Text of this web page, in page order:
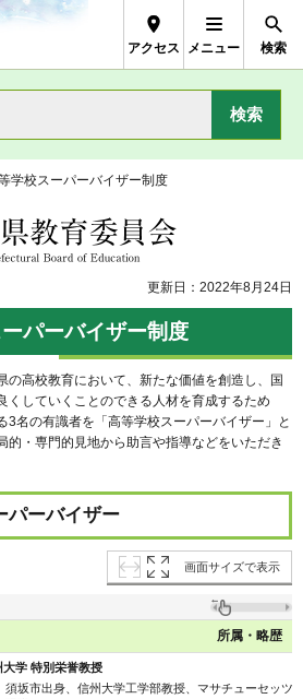
Prefecture
アクセス メニュー 検索
学校スーパーバイザー制度
委員会
更新日：2022年8月24日
パーバイザー制度
の高校教育において、新たな価値を創造し、国
くしていくことのできる人材を育成するため
3名の有識者を「高等学校スーパーバイザー」と
的・専門的見地から助言や指導などをいただき
パーバイザー
画面サイズで表示
所属・略歴
大学 特別栄誉教授
須坂市出身、信州大学工学部教授、マサチューセッツ